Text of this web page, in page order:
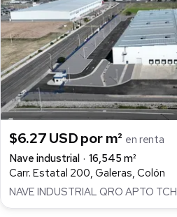
$6.27 USD por m² en renta
Nave industrial
16,545 m²
Carr. Estatal 200, Galeras, Colón
NAVE INDUSTRIAL QRO APTO TCH